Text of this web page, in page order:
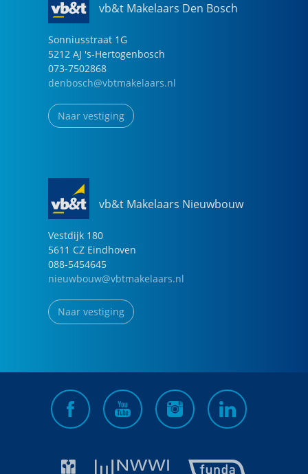
vb&t Makelaars Den Bosch
Sonniusstraat 1G
5212 AJ 's-Hertogenbosch
073-7502868
denbosch@vbtmakelaars.nl
Naar vestiging
vb&t Makelaars Nieuwbouw
Vestdijk 180
5611 CZ Eindhoven
088-5454645
nieuwbouw@vbtmakelaars.nl
Naar vestiging